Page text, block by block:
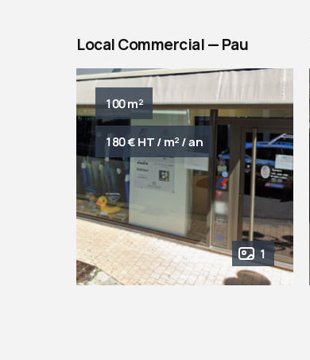
Local Commercial — Pau
100 m²
180 € HT / m² / an
1